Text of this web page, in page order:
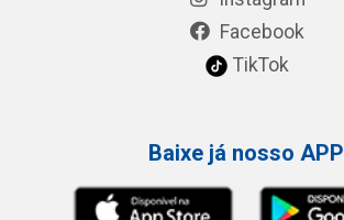
Facebook
TikTok
Baixe já nosso APP